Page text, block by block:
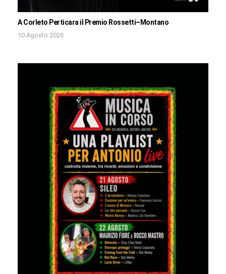
A Corleto Perticara il Premio Rossetti–Montano
10 Agosto 2026